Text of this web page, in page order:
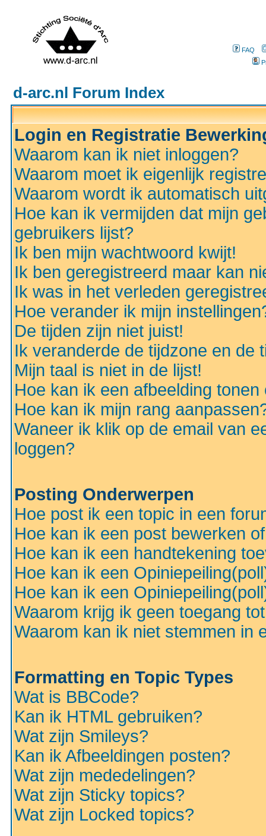
FAQ
d-arc.nl Forum Index
Login en Registratie
Waarom kan ik niet inloggen?
Waarom moet ik eigenlijk
Waarom wordt ik automatisch
Hoe kan ik vermijden dat mijn
gebruikers lijst?
Ik ben mijn wachtwoord kwijt!
Ik ben geregistreerd maar kan
Ik was in het verleden
Hoe verander ik mijn
De tijden zijn niet juist!
Ik veranderde de tijdzone en de
Mijn taal is niet in de lijst!
Hoe kan ik een afbeelding
Hoe kan ik mijn rang
Waneer ik klik op de email van
loggen?
Posting Onderwerpen
Hoe post ik een topic in een
Hoe kan ik een post bewerken
Hoe kan ik een handtekening
Hoe kan ik een
Hoe kan ik een
Waarom krijg ik geen toegang
Waarom kan ik niet stemmen in
Formatting en Topic Types
Wat is BBCode?
Kan ik HTML gebruiken?
Wat zijn Smileys?
Kan ik Afbeeldingen posten?
Wat zijn mededelingen?
Wat zijn Sticky topics?
Wat zijn Locked topics?